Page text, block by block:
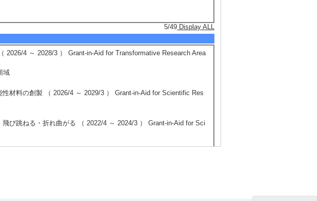
5/49 Display ALL
2026/4 ～ 2028/3 ） Grant-in-Aid for Transformative Research Area
域
材料の創製 （ 2026/4 ～ 2029/3 ） Grant-in-Aid for Scientific Res
び跳ねる・折れ曲がる （ 2022/4 ～ 2024/3 ） Grant-in-Aid for Sci